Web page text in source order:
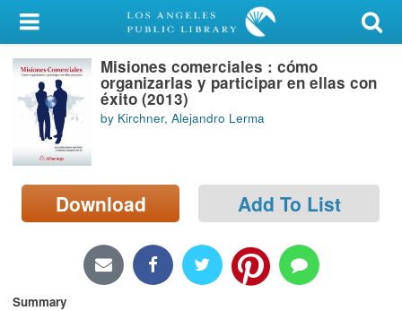
My Account
Library Card
Sign In
Search
Locations/Hours (external
page)
Misiones comerciales : cómo
organizarlas y participar en ellas con
éxito (2013)
by Kirchner, Alejandro Lerma
Download Add To List
Summary